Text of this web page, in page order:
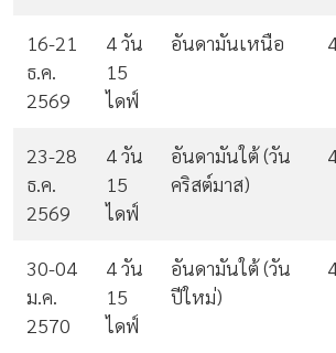
16-21
ธ.ค.
2569
4 วัน
15
ไดฟ์
อันดามันเหนือ
23-28
ธ.ค.
2569
4 วัน
15
ไดฟ์
อันดามันใต้ (วัน
คริสต์มาส)
30-04
ม.ค.
2570
4 วัน
15
ไดฟ์
อันดามันใต้ (วัน
ปีใหม่)